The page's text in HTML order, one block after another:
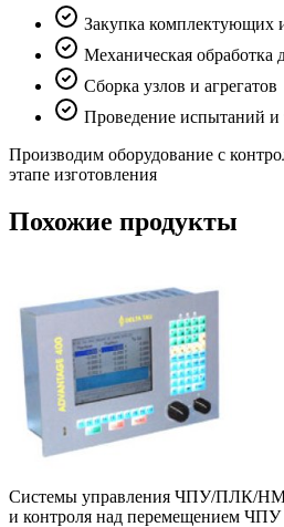
Закупка комплектующих
Механическая обработка
Сборка узлов и агрегатов
Проведение испытаний и
Производим оборудование с
этапе изготовления
Похожие продукты
Системы управления ЧПУ/ПЛК/
и контроля над перемещением